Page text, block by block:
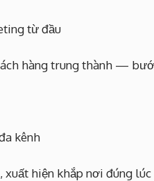
từ đầu
hàng trung thành —
kênh
xuất hiện khắp nơi đúng lúc